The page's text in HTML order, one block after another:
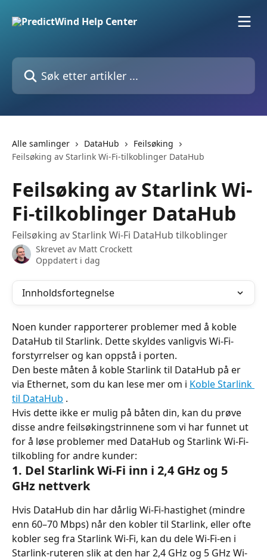
Søk etter artikler ...
Alle samlinger DataHub
Feilsøking
Feilsøking av Starlink Wi-Fi-tilkoblinger DataHub
Feilsøking av Starlink Wi-
Fi-tilkoblinger DataHub
Feilsøking av Starlink Wi-Fi DataHub tilkoblinger
Skrevet av Matt Crockett
Oppdatert i dag
Innholdsfortegnelse
Noen kunder rapporterer problemer med å koble
DataHub til Starlink. Dette skyldes vanligvis Wi-Fi-
forstyrrelser og kan oppstå i porten.
Den beste måten å koble Starlink til DataHub på er
via Ethernet, som du kan lese mer om i Koble Starlink
til DataHub .
Hvis dette ikke er mulig på båten din, kan du prøve
disse andre feilsøkingstrinnene som vi har funnet ut
for å løse problemer med DataHub og Starlink Wi-Fi-
tilkobling for andre kunder:
1. Del Starlink Wi-Fi inn i 2,4 GHz og 5
GHz nettverk
Hvis DataHub din har dårlig Wi-Fi-hastighet (mindre
enn 60–70 Mbps) når den kobler til Starlink, eller ofte
kobler seg fra Starlink Wi-Fi, kan du dele Wi-Fi-en i
Starlink-ruteren slik at den har 2,4 GHz og 5 GHz Wi-